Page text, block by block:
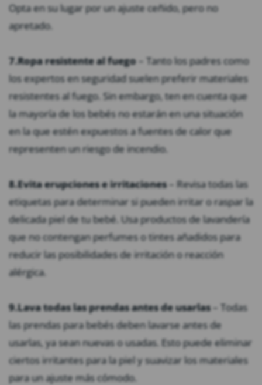
Opta en su lugar por un ajuste ceñido, pero no
apretado.
7.Ropa resistente al fuego– Tanto los padres como
los expertos en seguridad suelen preferir materiales
resistentes al fuego. Sin embargo, ten en cuenta que
la mayoría de los bebés no estarán en una situación
en la que estén expuestos a fuentes de calor que
representen un riesgo de incendio.
8.Evita erupciones e irritaciones– Revisa todas las
etiquetas para determinar si pueden irritar o raspar la
delicada piel de tu bebé. Usa productos de lavandería
que no contengan perfumes o tintes añadidos para
reducir las posibilidades de irritación o reacción
alérgica.
9.Lava todas las prendas antes de usarlas– Todas
las prendas para bebés deben lavarse antes de
usarlas, ya sean nuevas o usadas. Esto puede eliminar
ciertos irritantes para la piel y suavizar los materiales
para un ajuste más cómodo.